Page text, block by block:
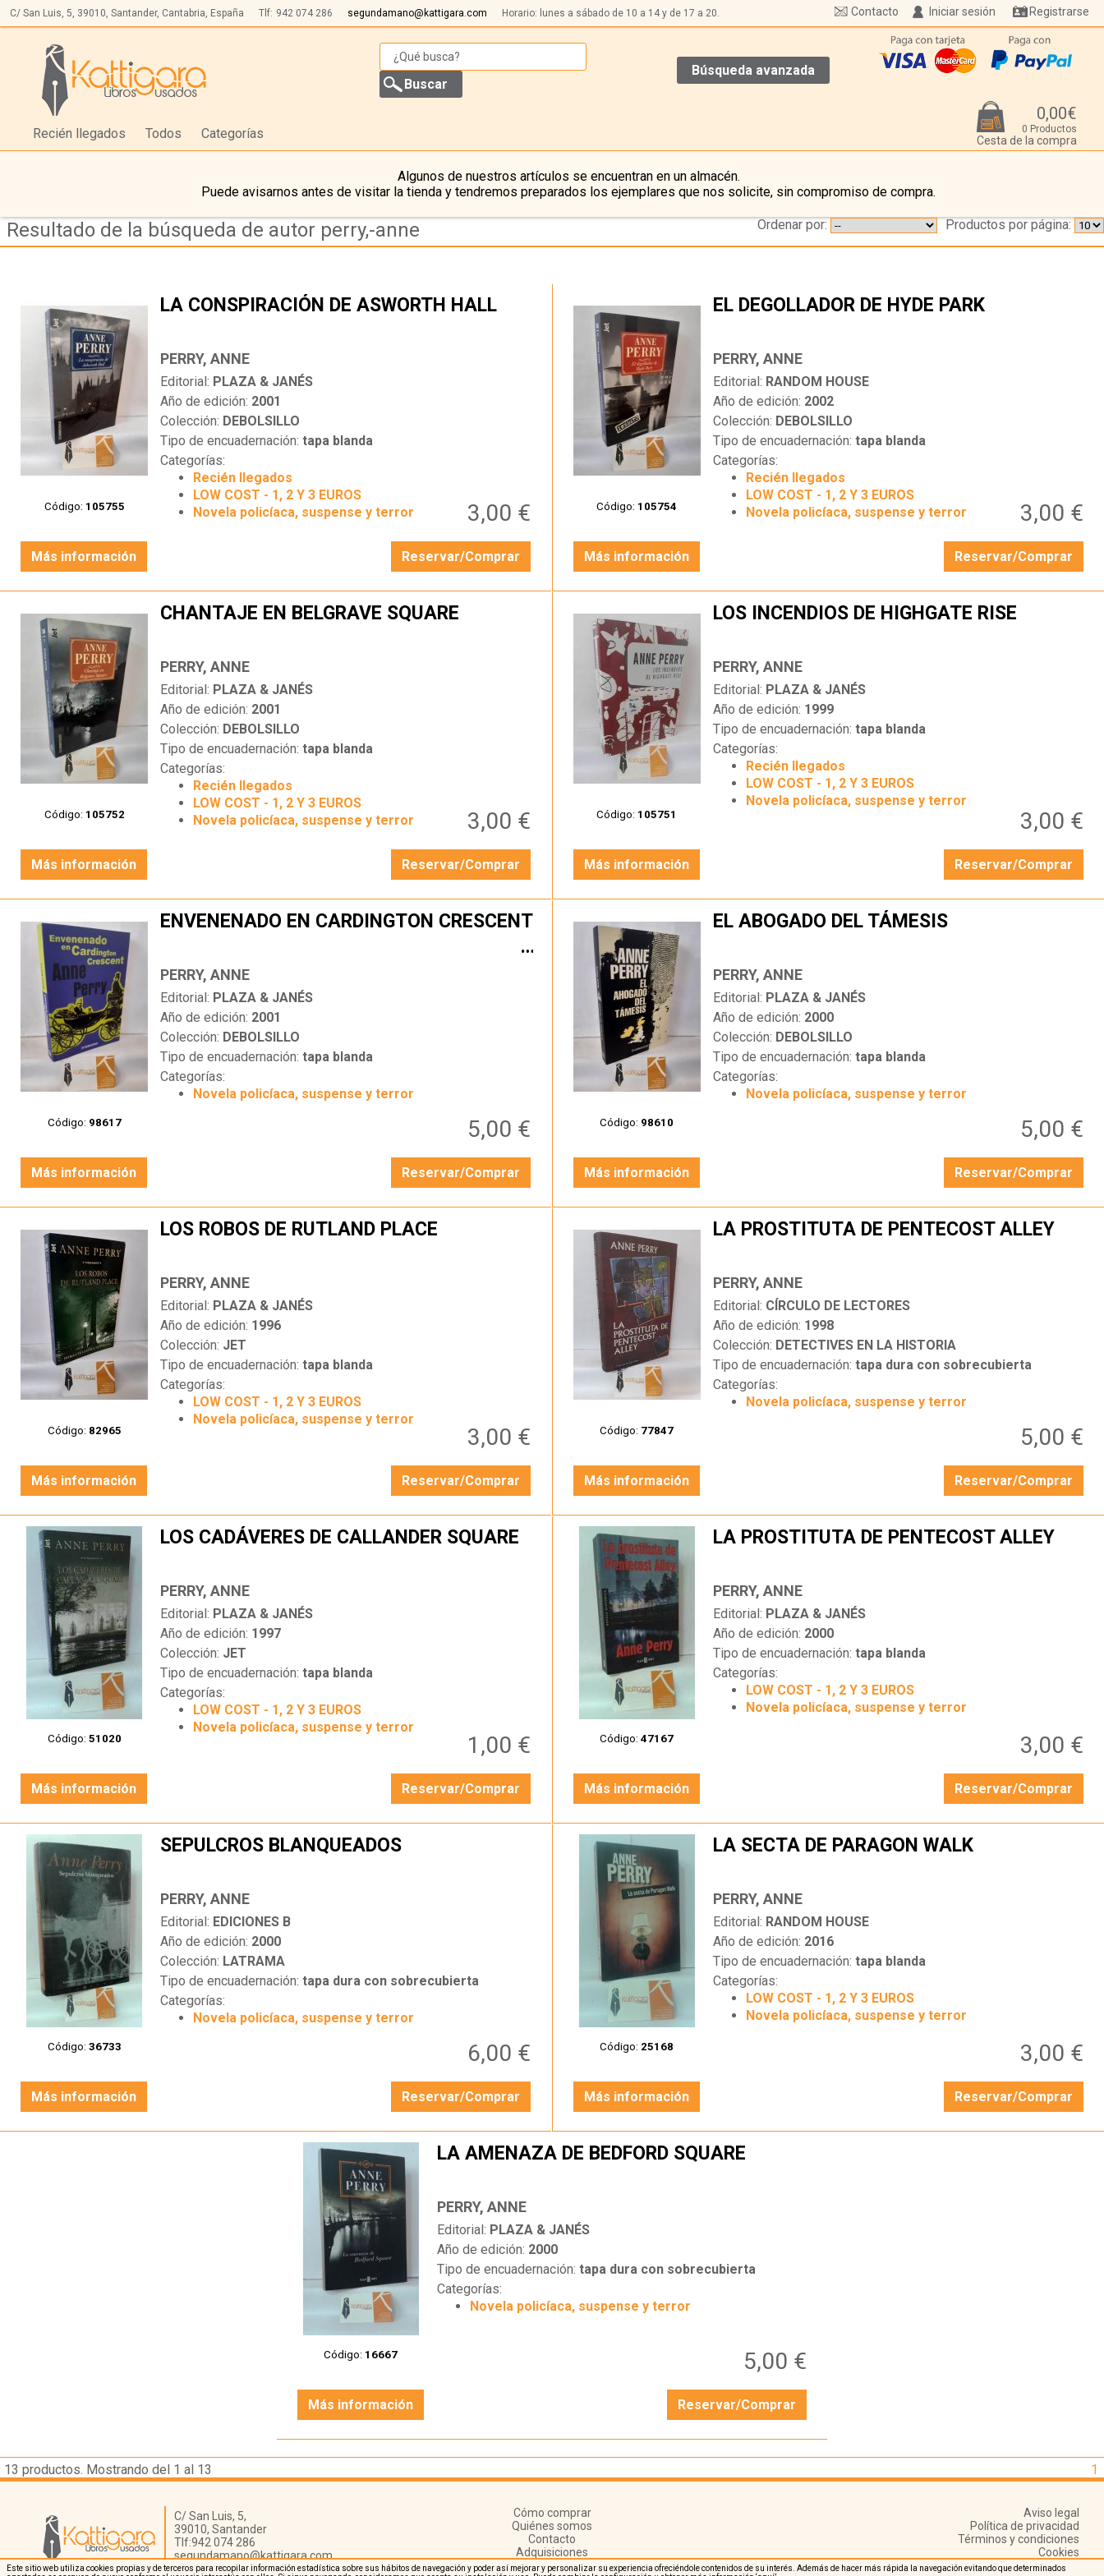
Este sitio web utiliza cookies propias y de terceros para recopilar información estadística sobre sus hábitos de navegación y poder así mejorar y personalizar su experiencia ofreciéndole contenidos de su interés. Además de hacer más rápida la navegación evitando que determinados
C/ San Luis, 5, 39010, Santander, Cantabria, España Tlf: 942 074 286 segundamano@kattigara.com Horario: lunes a sábado de 10 a 14 y de 17 a 20. Iniciar sesión Registrarse
Contacto
Búsqueda avanzada
Recién llegados Todos Categorías
0,00€
0 Productos
Cesta de la compra
Algunos de nuestros artículos se encuentran en un almacén.
Puede avisarnos antes de visitar la tienda y tendremos preparados los ejemplares que nos solicite, sin compromiso de compra.
Resultado de la búsqueda de autor perry,-anne Productos por página:
Ordenar por:
Código: 105755
LA CONSPIRACIÓN DE ASWORTH HALL
PERRY, ANNE
Editorial: PLAZA & JANÉS
Año de edición: 2001
Colección: DEBOLSILLO
Tipo de encuadernación:tapa blanda
Categorías:
Recién llegados
LOW COST - 1, 2 Y 3 EUROS
Novela policíaca, suspense y terror
3,00 €
Más información Reservar/Comprar
Código: 105754
EL DEGOLLADOR DE HYDE PARK
PERRY, ANNE
Editorial: RANDOM HOUSE
Año de edición: 2002
Colección: DEBOLSILLO
Tipo de encuadernación: tapa blanda
Categorías:
Recién llegados
LOW COST - 1, 2 Y 3 EUROS
Novela policíaca, suspense y terror
3,00 €
Más información Reservar/Comprar
Código: 105752
CHANTAJE EN BELGRAVE SQUARE
PERRY, ANNE
Editorial: PLAZA & JANÉS
Año de edición: 2001
Colección: DEBOLSILLO
Tipo de encuadernación:tapa blanda
Categorías:
Recién llegados
LOW COST - 1, 2 Y 3 EUROS
Novela policíaca, suspense y terror
3,00 €
Más información Reservar/Comprar
Código: 105751
LOS INCENDIOS DE HIGHGATE RISE
PERRY, ANNE
Editorial: PLAZA & JANÉS
Año de edición: 1999
Tipo de encuadernación: tapa blanda
Categorías:
Recién llegados
LOW COST - 1, 2 Y 3 EUROS
Novela policíaca, suspense y terror
3,00 €
Más información Reservar/Comprar
Código: 98617
ENVENENADO EN CARDINGTON CRESCENT
…
PERRY, ANNE
Editorial: PLAZA & JANÉS
Año de edición: 2001
Colección: DEBOLSILLO
Tipo de encuadernación:tapa blanda
Categorías:
Novela policíaca, suspense y terror
5,00 €
Más información Reservar/Comprar
Código: 98610
EL ABOGADO DEL TÁMESIS
PERRY, ANNE
Editorial: PLAZA & JANÉS
Año de edición: 2000
Colección: DEBOLSILLO
Tipo de encuadernación: tapa blanda
Categorías:
Novela policíaca, suspense y terror
5,00 €
Más información Reservar/Comprar
Código: 82965
LOS ROBOS DE RUTLAND PLACE
PERRY, ANNE
Editorial: PLAZA & JANÉS
Año de edición: 1996
Colección: JET
Tipo de encuadernación:tapa blanda
Categorías:
LOW COST - 1, 2 Y 3 EUROS
Novela policíaca, suspense y terror
3,00 €
Más información Reservar/Comprar
Código: 77847
LA PROSTITUTA DE PENTECOST ALLEY
PERRY, ANNE
Editorial: CÍRCULO DE LECTORES
Año de edición: 1998
Colección: DETECTIVES EN LA HISTORIA
Tipo de encuadernación: tapa dura con sobrecubierta
Categorías:
Novela policíaca, suspense y terror
5,00 €
Más información Reservar/Comprar
Código: 51020
LOS CADÁVERES DE CALLANDER SQUARE
PERRY, ANNE
Editorial: PLAZA & JANÉS
Año de edición: 1997
Colección: JET
Tipo de encuadernación:tapa blanda
Categorías:
LOW COST - 1, 2 Y 3 EUROS
Novela policíaca, suspense y terror
1,00 €
Más información Reservar/Comprar
Código:47167
LA PROSTITUTA DE PENTECOST ALLEY
PERRY, ANNE
Editorial: PLAZA & JANÉS
Año de edición: 2000
Tipo de encuadernación: tapa blanda
Categorías:
LOW COST - 1, 2 Y 3 EUROS
Novela policíaca, suspense y terror
3,00 €
Más información Reservar/Comprar
Código: 36733
SEPULCROS BLANQUEADOS
PERRY, ANNE
Editorial: EDICIONES B
Año de edición: 2000
Colección: LATRAMA
Tipo de encuadernación:tapa dura con sobrecubierta
Categorías:
Novela policíaca, suspense y terror
6,00 €
Más información Reservar/Comprar
Código: 25168
LA SECTA DE PARAGON WALK
PERRY, ANNE
Editorial: RANDOM HOUSE
Año de edición: 2016
Tipo de encuadernación: tapa blanda
Categorías:
LOW COST - 1, 2 Y 3 EUROS
Novela policíaca, suspense y terror
3,00 €
Más información Reservar/Comprar
Código: 16667
LA AMENAZA DE BEDFORD SQUARE
PERRY, ANNE
Editorial: PLAZA & JANÉS
Año de edición: 2000
Tipo de encuadernación: tapa dura con sobrecubierta
Categorías:
Novela policíaca, suspense y terror
5,00 €
Más información Reservar/Comprar
13 productos. Mostrando del 1 al 13 1
Librería Kattigara
C/ San Luis, 5,
39010, Santander
Tlf:942 074 286
segundamano@kattigara.com
Cómo comprar
Quiénes somos
Contacto
Adquisiciones
Aviso legal
Política de privacidad
Términos y condiciones
Cookies